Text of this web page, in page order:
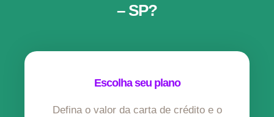
– SP?
Escolha seu plano
Defina o valor da carta de crédito e o